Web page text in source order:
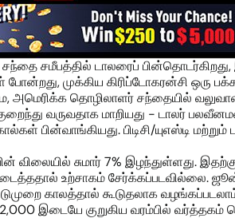
சமீபத்தில் டாலரைப்
முக்கிய கிரிப்டோகரன்சி ஒரு
அமெரிக்க தொழிலாளர் சந்தையில்
வருவதாக மாறியது - டாலர்
பின்வாங்கியது. பிடிசி/யுஎஸ்டி
விலையில் சுமார் 7% இழந்துள்ளது.
உற்சாகம் சேர்க்கப்படவில்லை.
காலத்தால் கூடுதலாக
இடையே குறுகிய வரம்பில் வர்த்தகம்